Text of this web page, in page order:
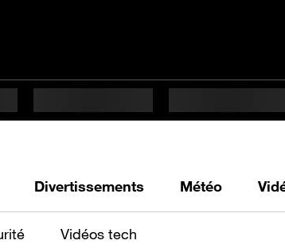
Divertissements Météo
Vidéos tech